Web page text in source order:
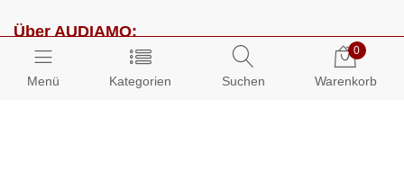
Menü Kategorien Suchen
0
Warenkorb
Über AUDIAMO:
Impressum